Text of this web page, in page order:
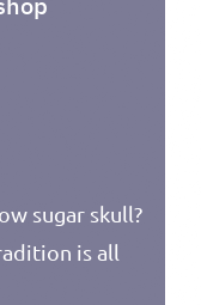
sugar skull?
is all